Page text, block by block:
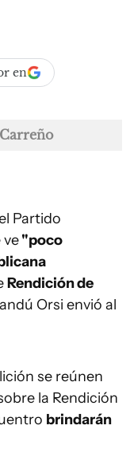
en
Partido
ve"poco
Rendición de
Orsi envió al
se reúnen
la Rendición
brindarán